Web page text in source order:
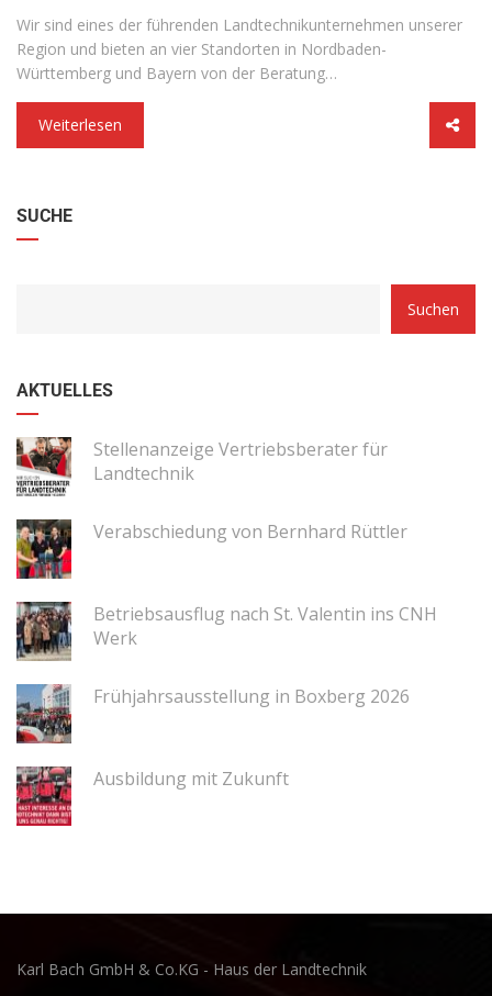
Wir sind eines der führenden Landtechnikunternehmen unserer
Region und bieten an vier Standorten in Nordbaden-
Württemberg und Bayern von der Beratung…
Weiterlesen
SUCHE
Suchen
AKTUELLES
Stellenanzeige Vertriebsberater für
Landtechnik
Verabschiedung von Bernhard Rüttler
Betriebsausflug nach St. Valentin ins CNH
Werk
Frühjahrsausstellung in Boxberg 2026
Ausbildung mit Zukunft
Karl Bach GmbH & Co.KG - Haus der Landtechnik